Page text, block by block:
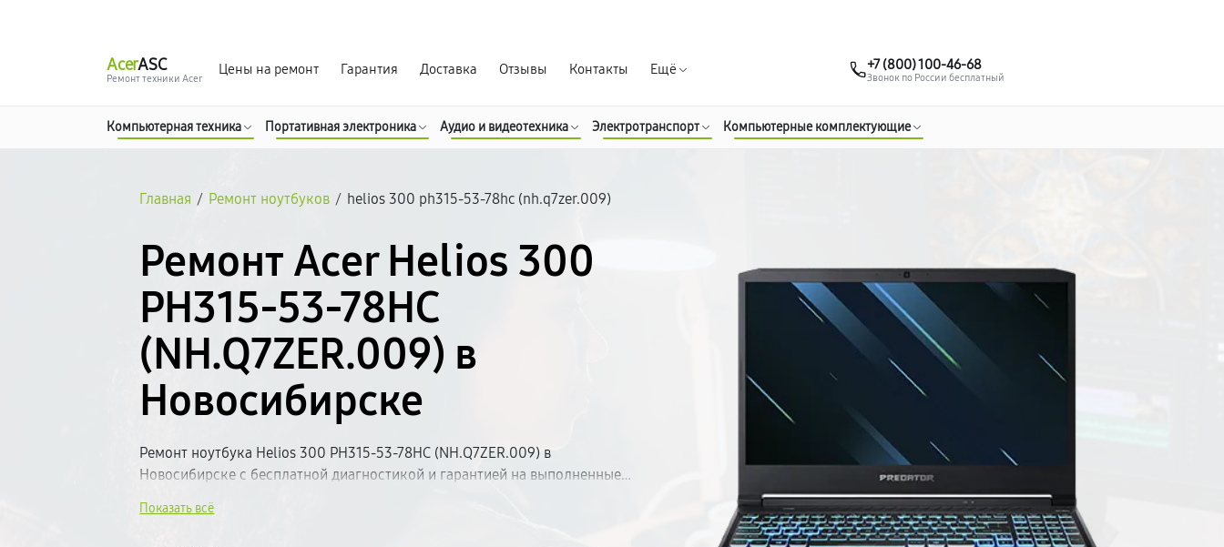
AcerASC
Ремонт техники Acer
Цены на ремонт Гарантия Доставка Отзывы Контакты Ещё +7 (800) 100-46-68
Звонок по России бесплатный
Компьютерная техника Портативная электроника Аудио и видеотехника Электротранспорт Компьютерные комплектующие
Главная / Ремонт ноутбуков / helios 300 ph315-53-78hc (nh.q7zer.009)
Ремонт Acer Helios 300
PH315-53-78HC
(NH.Q7ZER.009) в
Новосибирске
Ремонт ноутбука Helios 300 PH315-53-78HC (NH.Q7ZER.009) в
Новосибирске с бесплатной диагностикой и гарантией на выполненные
ремонту. Используем качественные комплектующие и современное
Показать всё